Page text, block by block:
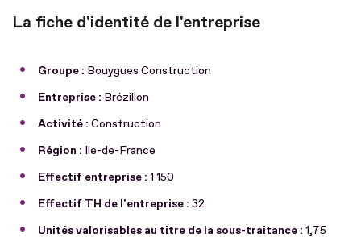
La fiche d'identité de l'entreprise
Groupe : Bouygues Construction
Entreprise : Brézillon
Activité : Construction
Région : Ile-de-France
Effectif entreprise : 1 150
Effectif TH de l'entreprise : 32
Unités valorisables au titre de la sous-traitance : 1,75